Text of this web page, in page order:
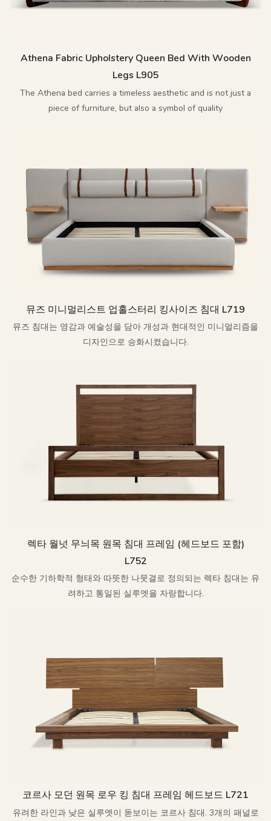
Athena Fabric Upholstery Queen Bed With Wooden
Legs L905
The Athena bed carries a timeless aesthetic and is not just a
piece of furniture, but also a symbol of quality
뮤즈 미니멀리스트 업홀스터리 킹사이즈 침대 L719
뮤즈 침대는 영감과 예술성을 담아 개성과 현대적인 미니멀리즘을
디자인으로 승화시켰습니다.
렉타 월넛 무늬목 원목 침대 프레임 (헤드보드 포함)
L752
순수한 기하학적 형태와 따뜻한 나뭇결로 정의되는 렉타 침대는 유
려하고 통일된 실루엣을 자랑합니다.
코르사 모던 원목 로우 킹 침대 프레임 헤드보드 L721
유려한 라인과 낮은 실루엣이 돋보이는 코르사 침대. 3개의 패널로